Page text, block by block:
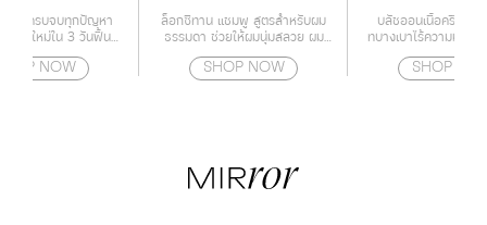
50 ml.
งผิว ครบจบทุกปัญหา
งผิวใหม่ใน 3 วันฟื้นฟู
ายุ เร่งกระตุ้นสร้างผิว
NOW
ล็อกซิทาน แชมพู สูตรสำหรับผม
ธรรมดา ช่วยให้ผมนุ่มสลวย ผม
SHOP NOW
บลัชออนเนื้อครีม ฟิน
ทบางเบาไร้ความมัน เ
SHOP